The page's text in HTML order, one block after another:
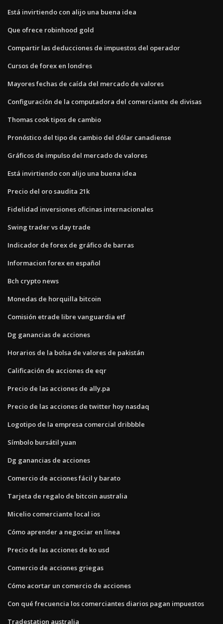
Está invirtiendo con alijo una buena idea
Que ofrece robinhood gold
Compartir las deducciones de impuestos del operador
Cursos de forex en londres
Mayores fechas de caída del mercado de valores
Configuración de la computadora del comerciante de divisas
Thomas cook tipos de cambio
Pronóstico del tipo de cambio del dólar canadiense
Gráficos de impulso del mercado de valores
Está invirtiendo con alijo una buena idea
Precio del oro saudita 21k
Fidelidad inversiones oficinas internacionales
Swing trader vs day trade
Indicador de forex de gráfico de barras
Informacion forex en español
Bch crypto news
Monedas de horquilla bitcoin
Comisión etrade libre vanguardia etf
Dg ganancias de acciones
Horarios de la bolsa de valores de pakistán
Calificación de acciones de eqr
Precio de las acciones de ally.pa
Precio de las acciones de twitter hoy nasdaq
Logotipo de la empresa comercial dribbble
Símbolo bursátil yuan
Dg ganancias de acciones
Comercio de acciones fácil y barato
Tarjeta de regalo de bitcoin australia
Micelio comerciante local ios
Cómo aprender a negociar en línea
Precio de las acciones de ko usd
Comercio de acciones griegas
Cómo acortar un comercio de acciones
Con qué frecuencia los comerciantes diarios pagan impuestos
Tradestation australia